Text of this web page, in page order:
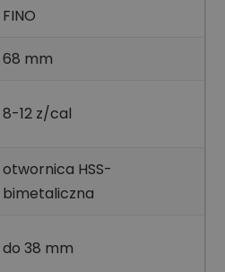
FINO
68 mm
8-12 z/cal
otwornica HSS-
bimetaliczna
do 38 mm